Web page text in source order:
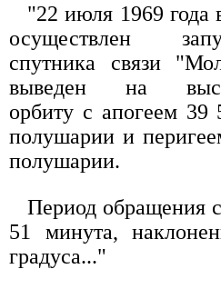
"22 июля 1969 года
осуществлен
спутника связи
выведен на
орбиту с апогеем
полушарии и
полушарии.
Период обращения
51 минута,
градуса..."